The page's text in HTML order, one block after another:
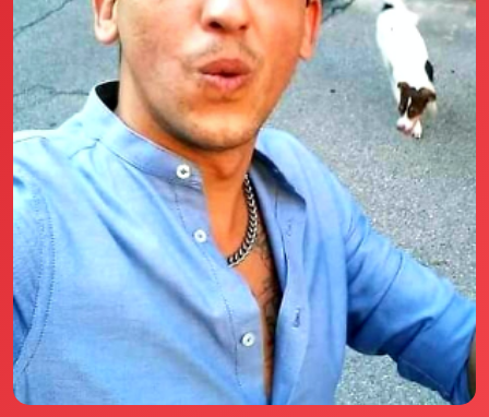
Annunci Donne
Agenzia matrimoniale Club di Più
Love Notebook
Il libro Donna di Cuori
Quanto costa Club di Più
Love Academy
Domande Frequenti
Impegno Sociale
Le nostre sedi
Facebook
YouTube